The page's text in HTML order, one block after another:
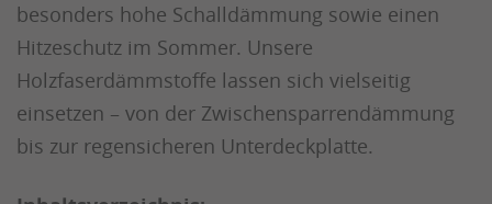
besonders hohe Schalldämmung sowie einen
Hitzeschutz im Sommer. Unsere
Holzfaserdämmstoffe lassen sich vielseitig
einsetzen – von der Zwischensparrendämmung
bis zur regensicheren Unterdeckplatte.